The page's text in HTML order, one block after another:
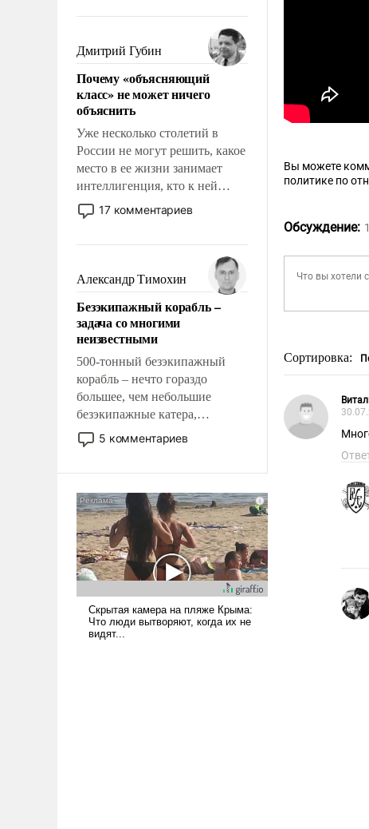
фундаментальным знанием,
что мировая политика имеет
свойство заявляться на порог
нашего дома.
Дмитрий Губин
Почему «объясняющий
класс» не может ничего
объяснить
Уже несколько столетий в
России не могут решить, какое
место в ее жизни занимает
интеллигенция, кто к ней
принадлежит, а кого из нее
исключили с правом
чем она отличается от просто
образованных людей. Иногда
казалось, что эти вопросы
решены раз и навсегда, но –
нет, не решены.
17 комментариев
Александр Тимохин
Безэкипажный корабль –
задача со многими
неизвестными
500-тонный безэкипажный
корабль – нечто гораздо
большее, чем небольшие
безэкипажные катера,
применение которых уже
стало обыденностью. Задача по
и ее реализация радикально
поднимет наши боевые
возможности.
5 комментариев
Вы можете
политике по
Обсуждение:
Сортировка: